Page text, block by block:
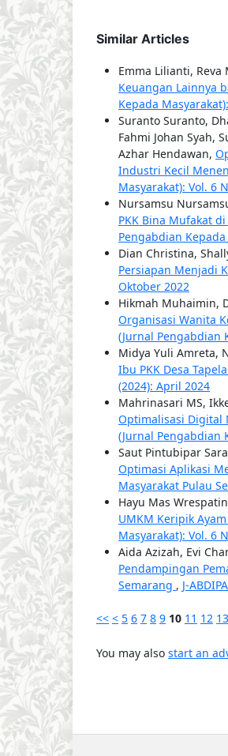
Similar Articles
Emma Lilianti,
Keuangan Lainnya
Kepada
Suranto Suranto,
Fahmi Johan Syah,
Azhar Hendawan,
Industri Kecil
Masyarakat): Vol. 6
Nursamsu
PKK Bina Mufakat
Pengabdian
Dian Christina,
Persiapan Menjadi
Oktober 2022
Hikmah Muhaimin,
Organisasi Wanita
(Jurnal Pengabdian
Midya Yuli Amreta,
Ibu PKK Desa
(2024): April 2024
Mahrinasari MS,
Optimalisasi Digital
(Jurnal Pengabdian
Saut Pintubipar
Optimasi Aplikasi
Masyarakat Pulau
Hayu Mas
UMKM Keripik
Masyarakat): Vol. 6
Aida Azizah, Evi
Pendampingan
Semarang , J-
<< < 5 6 7 8 9 10 11 12 13
You may also start an